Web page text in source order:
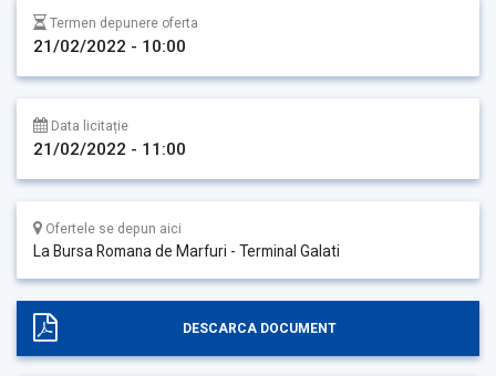
Termen depunere oferta
21/02/2022 - 10:00
Data licitație
21/02/2022 - 11:00
Ofertele se depun aici
La Bursa Romana de Marfuri - Terminal Galati
DESCARCA DOCUMENT